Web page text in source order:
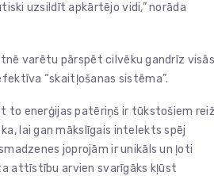
uzsildīt apkārtējo vidi,” norāda
varētu pārspēt cilvēku gandrīz visās
“skaitļošanas sistēma”.
to enerģijas patēriņš ir tūkstošiem
lai gan mākslīgais intelekts spēj
joprojām ir unikāls un ļoti
attīstību arvien svarīgāks kļūst